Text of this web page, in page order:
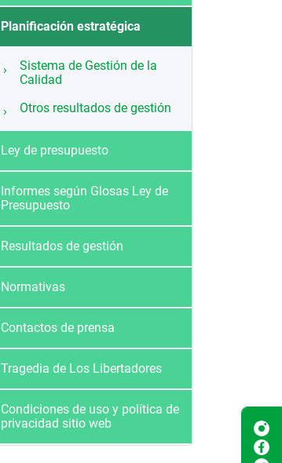
Planificación estratégica
Sistema de Gestión de la
Calidad
Otros resultados de gestión
Ley de presupuesto
Informes según Glosas Ley de
Presupuesto
Resultados de gestión
Normativas
Contactos de prensa
Tragedia de Los Libertadores
Condiciones de uso y política de
privacidad sitio web